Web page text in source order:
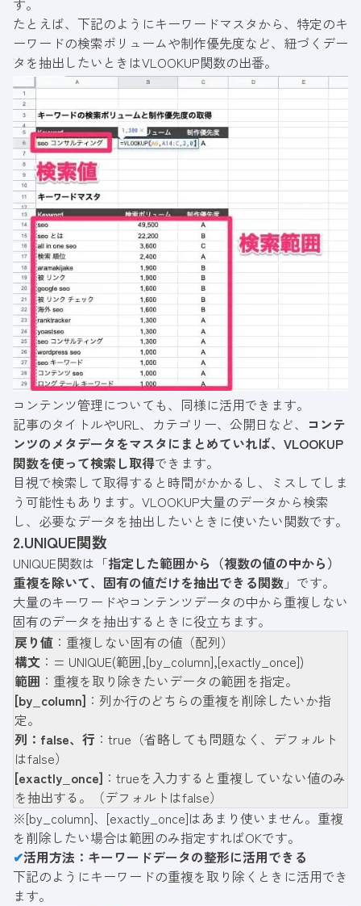
す。
たとえば、下記のようにキーワードマスタから、特定のキ
ーワードの検索ボリュームや制作優先度など、紐づくデー
タを抽出したいときはVLOOKUP関数の出番。
コンテンツ管理についても、同様に活用できます。
記事のタイトルやURL、カテゴリー、公開日など、 コンテ
ンツのメタデータをマスタにまとめていれば、VLOOKUP
関数を使って検索し取得できます。
目視で検索して取得すると時間がかかるし、ミスしてしま
う可能性もあります。VLOOKUP大量のデータから検索
し、必要なデータを抽出したいときに使いたい関数です。
2.UNIQUE関数
UNIQUE関数は「指定した範囲から（複数の値の中から）
重複を除いて、固有の値だけを抽出できる関数 」です。
大量のキーワードやコンテンツデータの中から重複しない
固有のデータを抽出するときに役立ちます。
戻り値 ：重複しない固有の値（配列）
構文 ：= UNIQUE(範囲,[by_column],[exactly_once])
範囲 ：重複を取り除きたいデータの範囲を指定。
[by_column] ：列か行のどちらの重複を削除したいか指
定。
列：false、行 ：true（省略しても問題なく、デフォルト
はfalse）
[exactly_once] ：trueを入力すると重複していない値のみ
を抽出する。（デフォルトはfalse）
※[by_column]、[exactly_once]はあまり使いません。重複
を削除したい場合は範囲のみ指定すればOKです。
✔活用方法：キーワードデータの整形に活用できる
下記のようにキーワードの重複を取り除くときに活用でき
ます。